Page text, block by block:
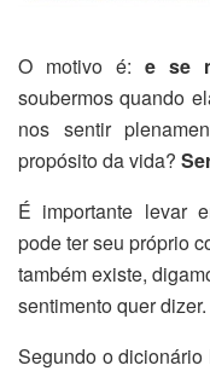
O motivo é: e se
soubermos quando
nos sentir
propósito da vida?
É importante levar
pode ter seu próprio
também existe,
sentimento quer dizer.
Segundo o